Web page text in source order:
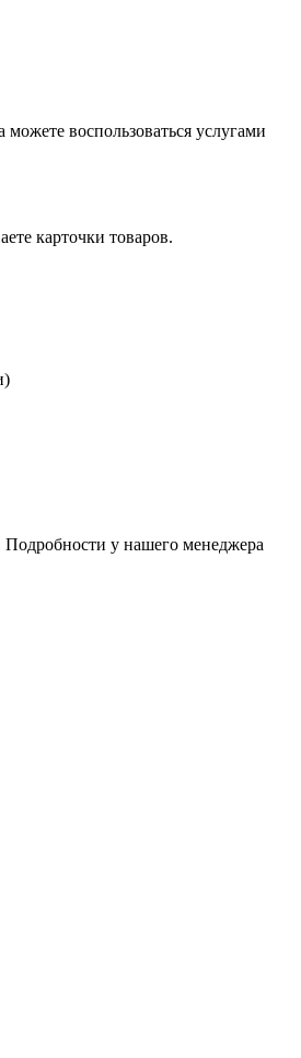
воспользоваться услугами
карточки товаров.
Подробности у нашего менеджера